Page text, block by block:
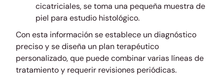
cicatriciales, se toma una pequeña muestra de
piel para estudio histológico.
Con esta información se establece un diagnóstico
preciso y se diseña un plan terapéutico
personalizado, que puede combinar varias líneas de
tratamiento y requerir revisiones periódicas.